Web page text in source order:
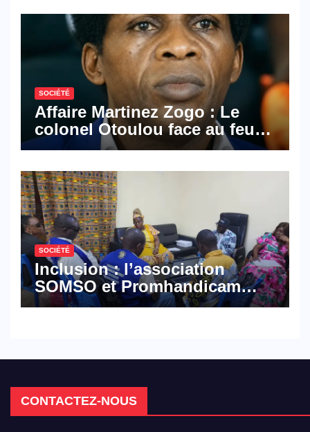
SOCIÉTÉ
Affaire Martinez Zogo : Le
colonel Otoulou face au feu
croisé des avocats de la
SOCIÉTÉ
Inclusion : l’association
SOMSO et Promhandicam
militent en faveur d’une
CONTACTEZ-NOUS